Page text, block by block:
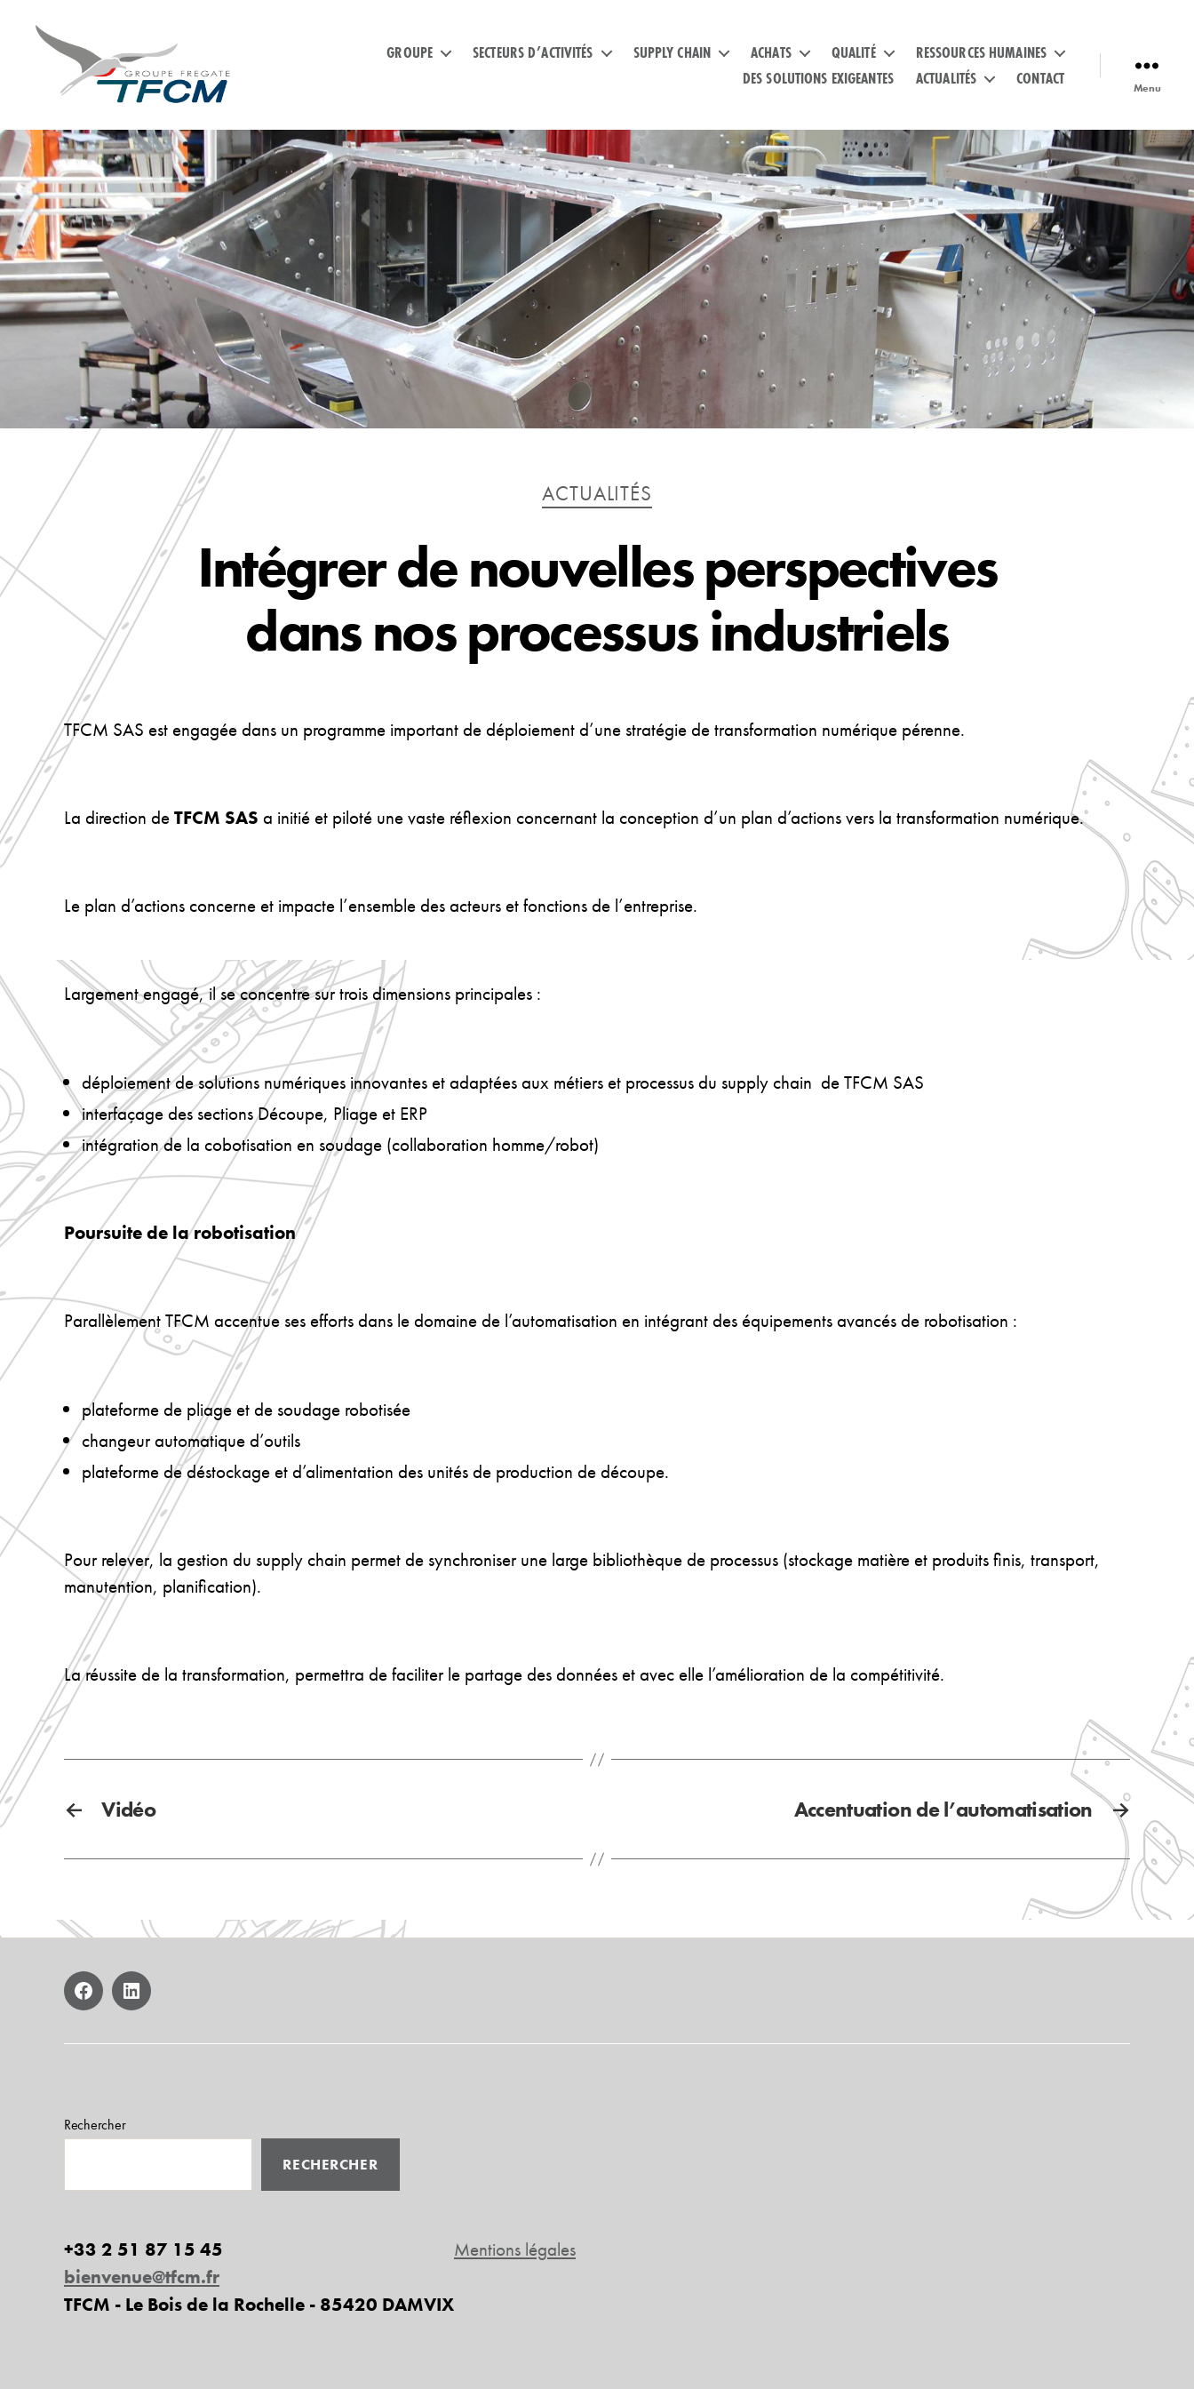
GROUPE SECTEURS D’ACTIVITÉS SUPPLY CHAIN ACHATS QUALITÉ
RESSOURCES HUMAINES
DES SOLUTIONS EXIGEANTES
ACTUALITÉS CONTACT Menu
Catégories
ACTUALITÉS
Intégrer de nouvelles perspectives
dans nos processus industriels
TFCM SAS est engagée dans un programme important de déploiement d’une stratégie de transformation numérique pérenne.
La direction deTFCM SAS a initié et piloté une vaste réflexion concernant la conception d’un plan d’actions vers la transformation numérique.
Le plan d’actions concerne et impacte l’ensemble des acteurs et fonctions de l’entreprise.
Largement engagé, il se concentre sur trois dimensions principales :
déploiement de solutions numériques innovantes et adaptées aux métiers et processus du supply chain de TFCM SAS
interfaçage des sections Découpe, Pliage et ERP
intégration de la cobotisation en soudage (collaboration homme/robot)
Poursuite de la robotisation
Parallèlement TFCM accentue ses efforts dans le domaine de l’automatisation en intégrant des équipements avancés de robotisation :
plateforme de pliage et de soudage robotisée
changeur automatique d’outils
plateforme de déstockage et d’alimentation des unités de production de découpe.
Pour relever, la gestion du supply chain permet de synchroniser une large bibliothèque de processus (stockage matière et produits finis, transport,
manutention, planification).
La réussite de la transformation, permettra de faciliter le partage des données et avec elle l’amélioration de la compétitivité.
← Vidéo →
Accentuation de l’automatisation
facebooklinkedin
Rechercher
RECHERCHER
+33 2 51 87 15 45
bienvenue@tfcm.fr
TFCM - Le Bois de la Rochelle - 85420 DAMVIX
Mentions légales